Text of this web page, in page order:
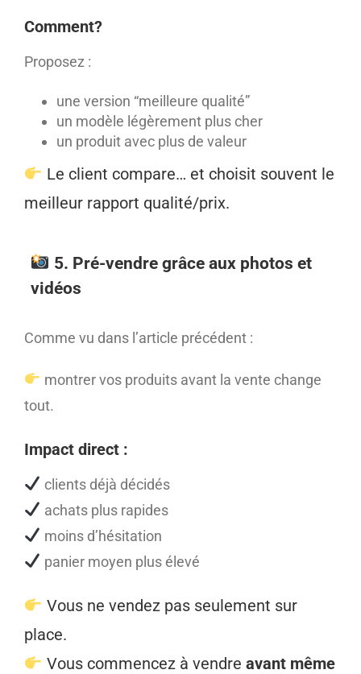
Comment?
Proposez :
une version “meilleure qualité”
un modèle légèrement plus cher
un produit avec plus de valeur
Le client compare… et choisit souvent le
meilleur rapport qualité/prix.
5. Pré-vendre grâce aux photos et
vidéos
Comme vu dans l’article précédent :
montrer vos produits avant la vente change
tout.
Impact direct :
clients déjà décidés
achats plus rapides
moins d’hésitation
panier moyen plus élevé
Vous ne vendez pas seulement sur
place.
Vous commencez à vendre avant même